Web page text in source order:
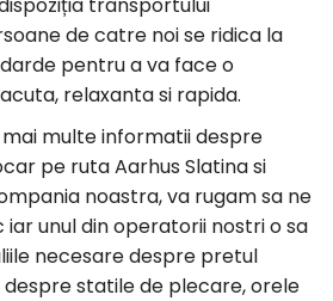
de catre noi se ridica la
pentru a va face o
relaxanta si rapida.
multe informatii despre
pe ruta Aarhus Slatina si
noastra, va rugam sa ne
unul din operatorii nostri o sa
necesare despre pretul
statile de plecare, orele